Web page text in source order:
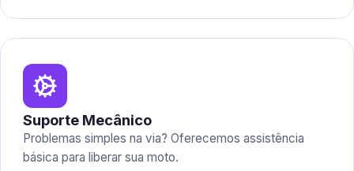
Suporte Mecânico
Problemas simples na via? Oferecemos assistência
básica para liberar sua moto.